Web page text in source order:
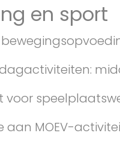
en sport
aan MOEV-